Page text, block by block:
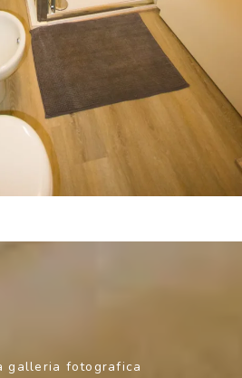
galleria fotografica